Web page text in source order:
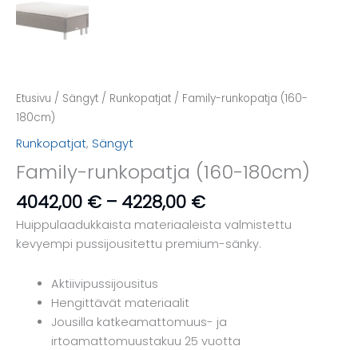
Etusivu / Sängyt / Runkopatjat / Family-runkopatja (160-
180cm)
Runkopatjat, Sängyt
Family-runkopatja (160-180cm)
4042,00 € – 4228,00 €Hintaluokka:
4042,00 €
-
4228,00 €
Huippulaadukkaista materiaaleista valmistettu
kevyempi pussijousitettu premium-sänky.
Aktiivipussijousitus
Hengittävät materiaalit
Jousilla katkeamattomuus- ja
irtoamattomuustakuu 25 vuotta